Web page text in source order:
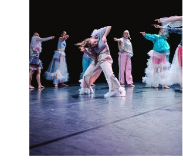
Photo
View